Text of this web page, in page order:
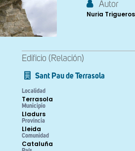
Autor
Nuria
Edificio (Relación)
Sant Pau de Terrasola
Localidad
Terrasola
Municipio
Lladurs
Provincia
Lleida
Comunidad
Cataluña